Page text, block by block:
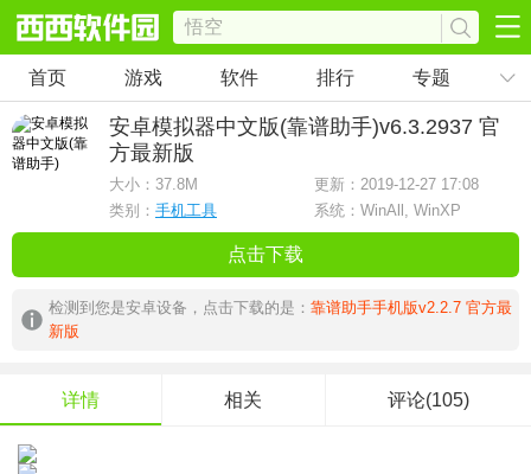
首页 游戏 软件 排行 专题
安卓模拟器中文版(靠谱助手)v6.3.2937 官
方最新版
大小： 37.8M
更新：2019-12-27 17:08
类别： 手机工具 系统：WinAll, WinXP
点击下载
检测到您是安卓设备，点击下载的是： 靠谱助手手机版v2.2.7 官方最
新版
详情 相关 评论(105)